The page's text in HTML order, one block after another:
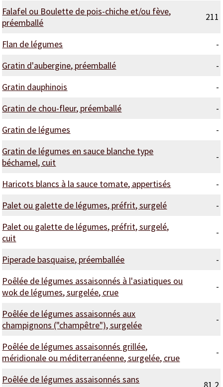
Falafel ou Boulette de pois-chiche et/ou fève,
préemballé
211
Flan de légumes
-
Gratin d'aubergine, préemballé
-
Gratin dauphinois
-
Gratin de chou-fleur, préemballé
-
Gratin de légumes
-
Gratin de légumes en sauce blanche type
béchamel, cuit
-
Haricots blancs à la sauce tomate, appertisés
-
Palet ou galette de légumes, préfrit, surgelé
-
Palet ou galette de légumes, préfrit, surgelé,
cuit
-
Piperade basquaise, préemballée
-
Poêlée de légumes assaisonnés à l'asiatiques ou
wok de légumes, surgelée, crue
-
Poêlée de légumes assaisonnés aux
champignons ("champêtre"), surgelée
-
Poêlée de légumes assaisonnés grillée,
méridionale ou méditerranéenne, surgelée, crue
-
Poêlée de légumes assaisonnés sans
81,2